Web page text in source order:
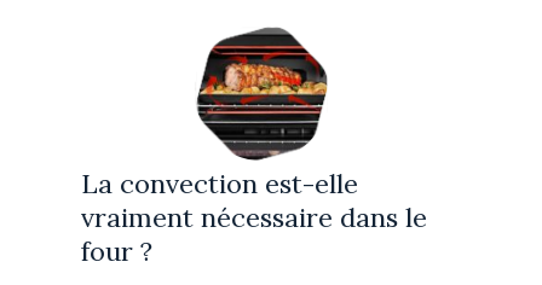
La convection est-elle
vraiment nécessaire dans le
four ?